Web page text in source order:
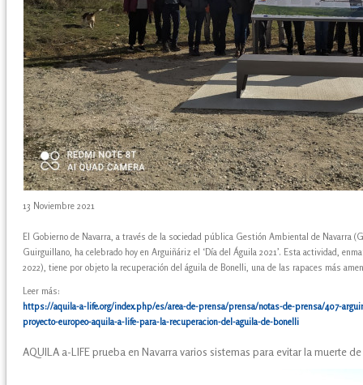
13 Noviembre 2021
El Gobierno de Navarra, a través de la sociedad pública Gestión Ambiental de Navarra
Guirguillano, ha celebrado hoy en Arguiñáriz el ‘Día del Águila 2021’. Esta actividad,
2022), tiene por objeto la recuperación del águila de Bonelli, una de las rapaces más
Leer más:
https://aquila-a-life.org/index.php/es/area-de-prensa/prensa/notas-de-prensa/407-
proyecto-europeo-aquila-a-life-para-la-recuperacion-del-aguila-de-bonelli
AQUILA a-LIFE prueba en Navarra varios sistemas para evitar la muerte